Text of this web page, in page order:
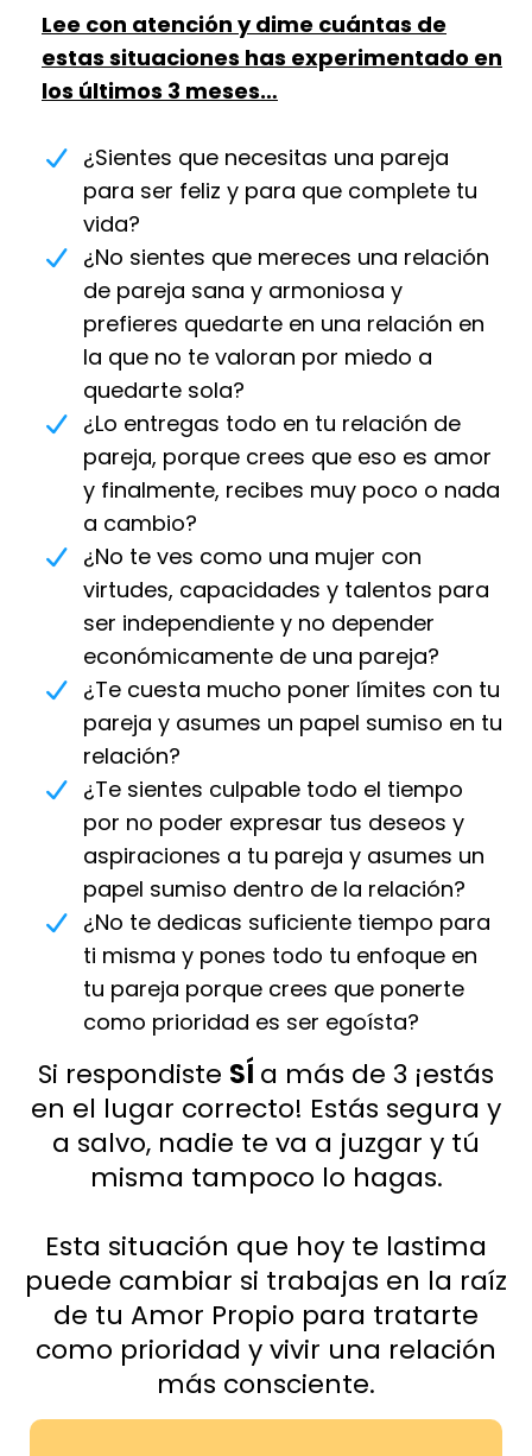
Lee con atención y dime cuántas de
estas situaciones has experimentado en
los últimos 3 meses…
¿Sientes que necesitas una pareja
para ser feliz y para que complete tu
vida?
¿No sientes que mereces una relación
de pareja sana y armoniosa y
prefieres quedarte en una relación en
la que no te valoran por miedo a
quedarte sola?
¿Lo entregas todo en tu relación de
pareja, porque crees que eso es amor
y finalmente, recibes muy poco o nada
a cambio?
¿No te ves como una mujer con
virtudes, capacidades y talentos para
ser independiente y no depender
económicamente de una pareja?
¿Te cuesta mucho poner límites con tu
pareja y asumes un papel sumiso en tu
relación?
¿Te sientes culpable todo el tiempo
por no poder expresar tus deseos y
aspiraciones a tu pareja y asumes un
papel sumiso dentro de la relación?
¿No te dedicas suficiente tiempo para
ti misma y pones todo tu enfoque en
tu pareja porque crees que ponerte
como prioridad es ser egoísta?
Si respondiste SÍ a más de 3 ¡estás
en el lugar correcto! Estás segura y
a salvo, nadie te va a juzgar y tú
misma tampoco lo hagas.
Esta situación que hoy te lastima
puede cambiar si trabajas en la raíz
de tu Amor Propio para tratarte
como prioridad y vivir una relación
más consciente.